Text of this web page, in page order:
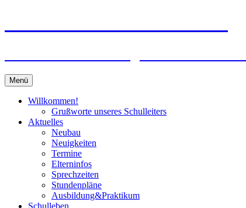
Menü
Willkommen!
Grußworte unseres Schulleiters
Aktuelles
Neubau
Neuigkeiten
Termine
Elterninfos
Sprechzeiten
Stundenpläne
Ausbildung&Praktikum
Schulleben